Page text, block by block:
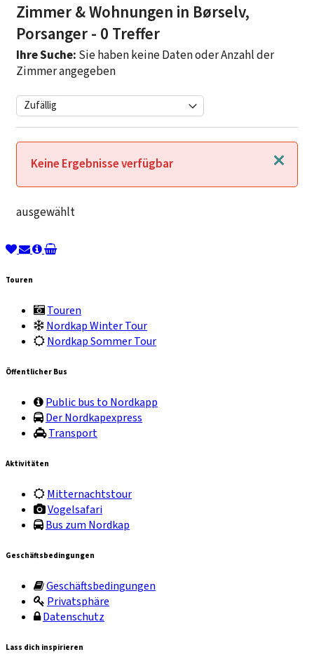
Zimmer & Wohnungen in Børselv,
Porsanger- 0 Treffer
Ihre Suche: Sie haben keine Daten oder Anzahl der
Zimmer angegeben
Schließen
Keine Ergebnisse verfügbar
ausgewählt
Touren
Touren
Nordkap Winter Tour
Nordkap Sommer Tour
Öffentlicher Bus
Public bus to Nordkapp
Der Nordkapexpress
Transport
Aktivitäten
Mitternachtstour
Vogelsafari
Bus zum Nordkap
Geschäftsbedingungen
Geschäftsbedingungen
Privatsphäre
Datenschutz
Lass dich inspirieren